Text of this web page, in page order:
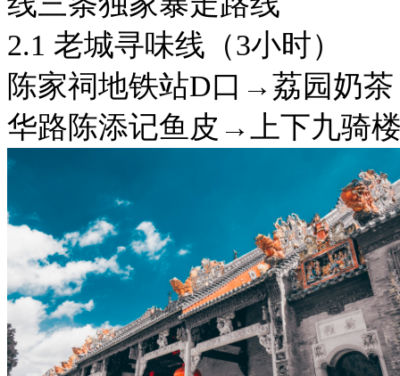
2.1 老城寻味线（3小时）
陈家祠地铁站D口→荔园奶
华路陈添记鱼皮→上下九骑